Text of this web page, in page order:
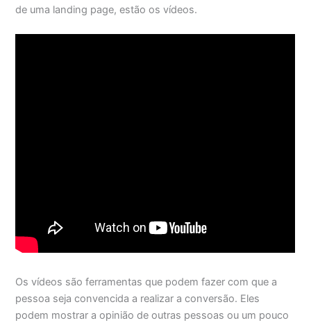
de uma landing page, estão os vídeos.
Os vídeos são ferramentas que podem fazer com que a
pessoa seja convencida a realizar a conversão. Eles
podem mostrar a opinião de outras pessoas ou um pouco